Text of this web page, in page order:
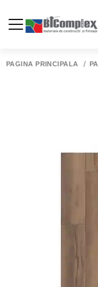
PAGINA PRINCIPALĂ